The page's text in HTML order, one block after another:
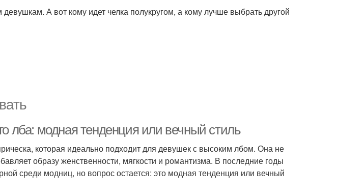
А вот кому идет челка полукругом, а кому лучше выбрать другой
лба: модная тенденция или вечный стиль
которая идеально подходит для девушек с высоким лбом. Она не
образу женственности, мягкости и романтизма. В последние годы
среди модниц, но вопрос остается: это модная тенденция или вечный